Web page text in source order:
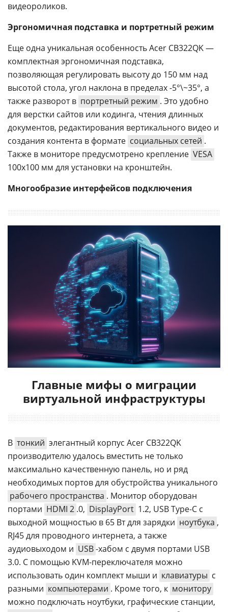
видеороликов.
Эргономичная подставка и портретный режим
Еще одна уникальная особенность Acer CB322QK —
комплектная эргономичная подставка,
позволяющая регулировать высоту до 150 мм над
высотой стола, угол наклона в пределах -5°\~35°, а
также разворот в портретный режим . Это удобно
для верстки сайтов или кодинга, чтения длинных
документов, редактирования вертикального видео и
создания контента в формате социальных сетей .
Также в мониторе предусмотрено крепление VESA
100x100 мм для установки на кронштейн.
Многообразие интерфейсов подключения
Главные мифы о миграции
виртуальной инфраструктуры
В тонкий элегантный корпус Acer CB322QK
производителю удалось вместить не только
максимально качественную панель, но и ряд
необходимых портов для обустройства уникального
рабочего пространства . Монитор оборудован
портами HDMI 2 .0, DisplayPort 1.2, USB Type-C с
выходной мощностью в 65 Вт для зарядки ноутбука ,
RJ45 для проводного интернета, а также
аудиовыходом и USB-хабом с двумя портами USB
3.0. С помощью KVM-переключателя можно
использовать один комплект мыши и клавиатуры с
разными компьютерами . Кроме того, к монитору
можно подключать ноутбуки, графические станции,